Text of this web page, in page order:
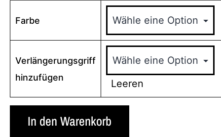
Farbe
Verlängerungsgriff
hinzufügen
Leeren
In den Warenkorb